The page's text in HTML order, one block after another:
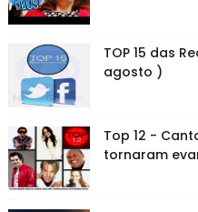
TOP 15 das
agosto )
Top 12 -
tornaram